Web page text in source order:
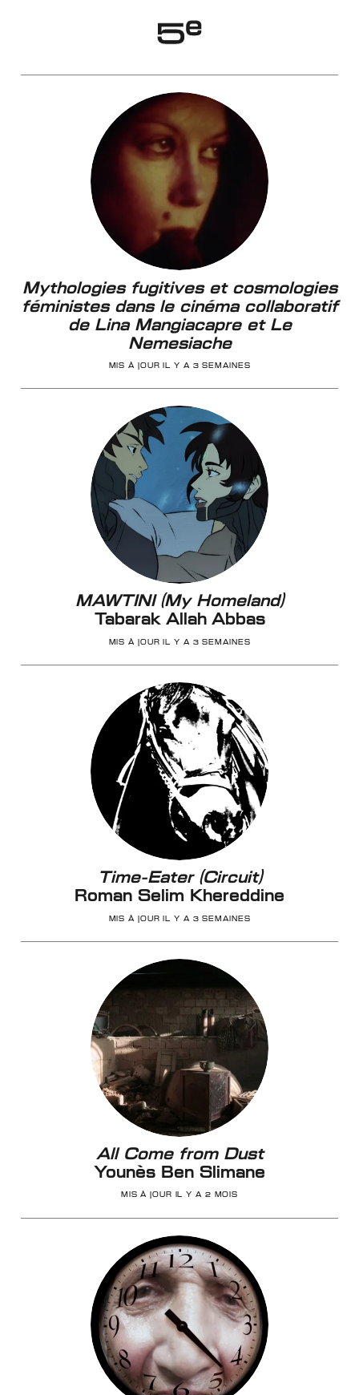
Mythologies fugitives et cosmologies
féministes dans le cinéma collaboratif
de Lina Mangiacapre et Le
Nemesiache
MIS À JOUR IL Y A 3 SEMAINES
MAWTINI (My Homeland)
Tabarak Allah Abbas
MIS À JOUR IL Y A 3 SEMAINES
Time-Eater (Circuit)
Roman Selim Khereddine
MIS À JOUR IL Y A 3 SEMAINES
All Come from Dust
Younès Ben Slimane
MIS À JOUR IL Y A 2 MOIS